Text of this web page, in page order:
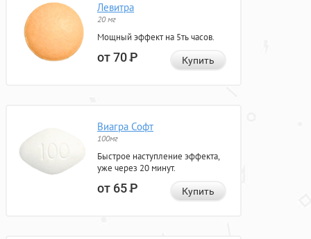
Левитра
20 мг
Мощный эффект на 5ть часов.
от 70Р Купить
Виагра Софт
100мг
Быстрое наступление эффекта,
уже через 20 минут.
от 65Р Купить